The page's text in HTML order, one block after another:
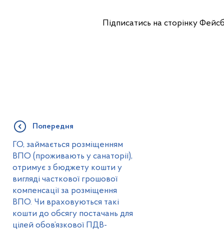
Підписатись на сторінку
Попередня
ГО, займається розміщенням
ВПО (проживають у санаторії),
отримує з бюджету кошти у
вигляді часткової грошової
компенсації за розміщення
ВПО. Чи враховуються такі
кошти до обсягу постачань для
цілей обов’язкової ПДВ-